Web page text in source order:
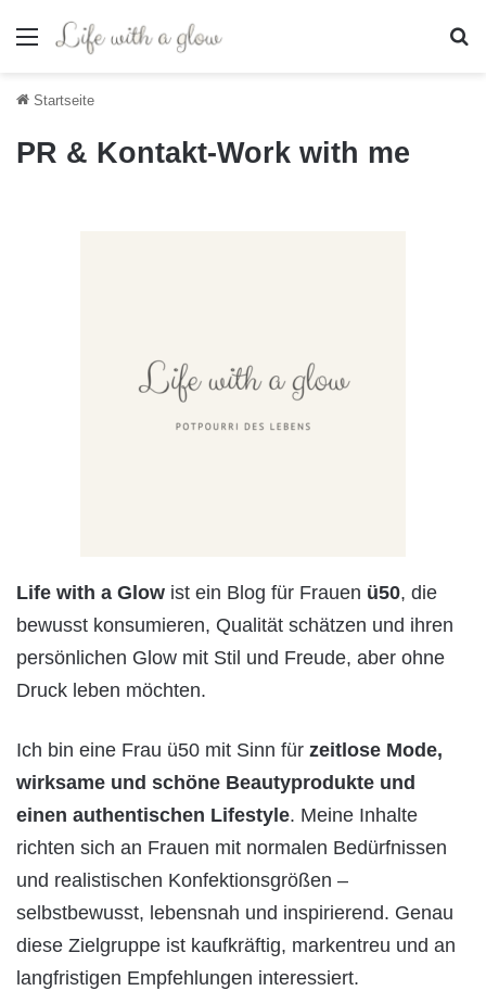
Menü
Startseite
PR & Kontakt-Work with me
Life with a Glow ist ein Blog für Frauen ü50, die
bewusst konsumieren, Qualität schätzen und ihren
persönlichen Glow mit Stil und Freude, aber ohne
Druck leben möchten.
Ich bin eine Frau ü50 mit Sinn für zeitlose Mode,
wirksame und schöne Beautyprodukte und
einen authentischen Lifestyle. Meine Inhalte
richten sich an Frauen mit normalen Bedürfnissen
und realistischen Konfektionsgrößen –
selbstbewusst, lebensnah und inspirierend. Genau
diese Zielgruppe ist kaufkräftig, markentreu und an
langfristigen Empfehlungen interessiert.